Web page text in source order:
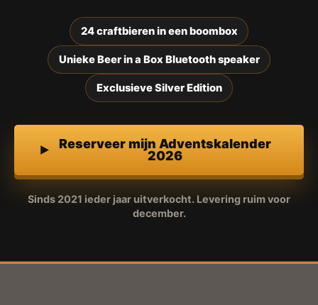
24 craftbieren in een boombox
Unieke Beer in a Box Bluetooth speaker
Exclusieve Silver Edition
Reserveer mijn Adventskalender
2026
Sinds 2021 ieder jaar uitverkocht. Levering ruim voor
december.